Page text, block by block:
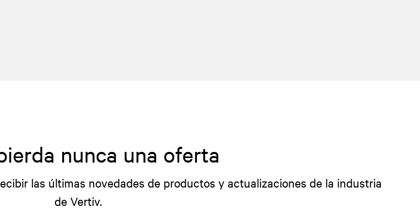
nunca una oferta
las últimas novedades de productos y actualizaciones de la industria
de Vertiv.